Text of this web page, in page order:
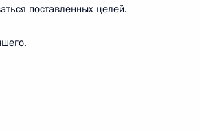
поставленных целей.